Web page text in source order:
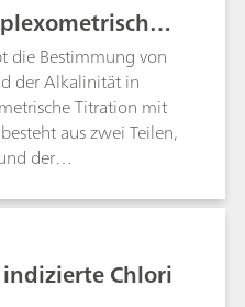
T
od
Indikation in
die Bestimmung von
der Alkalinität in
Titration mit
aus zwei Teilen,
der
Arten der
Bulletin
benutzt:
Magnesiumhärte,
Chlori